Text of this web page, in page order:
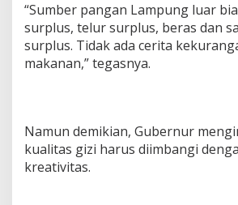
“Sumber pangan Lampung luar
surplus, telur surplus, beras dan
surplus. Tidak ada cerita
makanan,” tegasnya.
Namun demikian, Gubernur
kualitas gizi harus diimbangi
kreativitas.